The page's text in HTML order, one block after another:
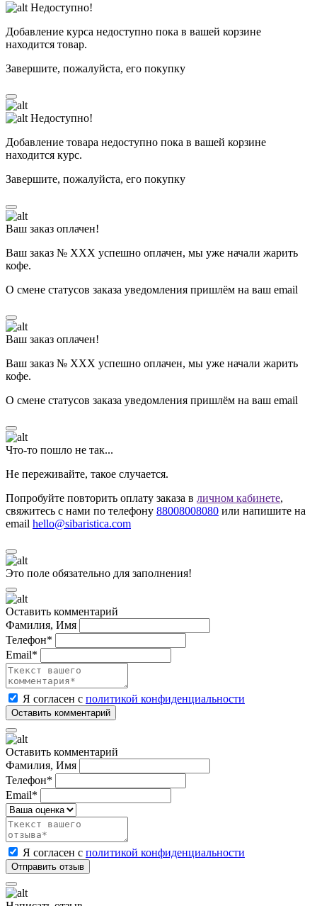
Недоступно!
Добавление курса недоступно пока в вашей корзине
находится товар.
Завершите, пожалуйста, его покупку
Недоступно!
Добавление товара недоступно пока в вашей корзине
находится курс.
Завершите, пожалуйста, его покупку
Ваш заказ оплачен!
Ваш заказ № ХХХ успешно оплачен, мы уже начали жарить
кофе.
О смене статусов заказа уведомления пришлём на ваш email
Ваш заказ оплачен!
Ваш заказ № ХХХ успешно оплачен, мы уже начали жарить
кофе.
О смене статусов заказа уведомления пришлём на ваш email
Что-то пошло не так...
Не переживайте, такое случается.
Попробуйте повторить оплату заказа в личном кабинете,
свяжитесь с нами по телефону 88008008080 или напишите на
email hello@sibaristica.com
Это поле обязательно для заполнения!
Оставить комментарий
Фамилия, Имя
Телефон*
Email*
Я согласен с политикой конфиденциальности
Оставить комментарий
Фамилия, Имя
Телефон*
Email*
Я согласен с политикой конфиденциальности